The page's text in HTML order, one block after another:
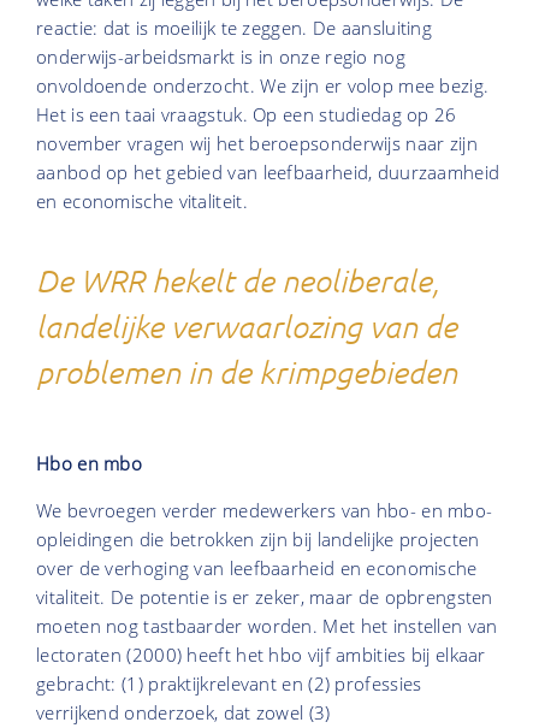
reactie: dat is moeilijk te zeggen. De aansluiting
onderwijs-arbeidsmarkt is in onze regio nog
onvoldoende onderzocht. We zijn er volop mee bezig.
Het is een taai vraagstuk. Op een studiedag op 26
november vragen wij het beroepsonderwijs naar zijn
aanbod op het gebied van leefbaarheid, duurzaamheid
en economische vitaliteit.
De WRR hekelt de neoliberale,
landelijke verwaarlozing van de
problemen in de krimpgebieden
Hbo en mbo
We bevroegen verder medewerkers van hbo- en mbo-
opleidingen die betrokken zijn bij landelijke projecten
over de verhoging van leefbaarheid en economische
vitaliteit. De potentie is er zeker, maar de opbrengsten
moeten nog tastbaarder worden. Met het instellen van
lectoraten (2000) heeft het hbo vijf ambities bij elkaar
gebracht: (1) praktijkrelevant en (2) professies
verrijkend onderzoek, dat zowel (3)